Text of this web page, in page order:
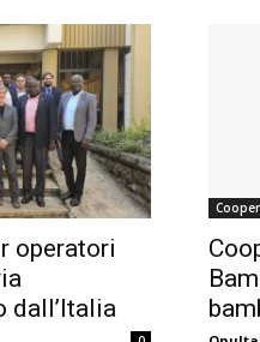
operatori
dall’Italia